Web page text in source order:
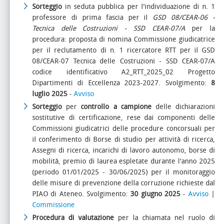
Sorteggio in seduta pubblica per l'individuazione di n. 1
professore di prima fascia per il
GSD 08/CEAR-06 -
Tecnica delle Costruzioni - SSD CEAR-07/Aper la
procedura: proposta di nomina Commissione giudicatrice
per il reclutamento di n. 1 ricercatore RTT per il GSD
08/CEAR-07 Tecnica delle Costruzioni - SSD CEAR-07/A
codice identificativo A2_RTT_2025_02 Progetto
Dipartimenti di Eccellenza 2023-2027. Svolgimento: 8
luglio 2025 - Avviso
Sorteggio percontrollo a campionedelle dichiarazioni
sostitutive di certificazione, rese dai componenti delle
Commissioni giudicatrici delle procedure concorsuali per
il conferimento di Borse di studio per attività di ricerca,
Assegni di ricerca, incarichi di lavoro autonomo, borse di
mobilità, premio di laurea espletate durante l'anno 2025
(periodo 01/01/2025 - 30/06/2025) per il monitoraggio
delle misure di prevenzione della corruzione richieste dal
PIAO di Ateneo. Svolgimento:30 giugno 2025 - Avviso|
Commissione
Procedura di valutazione per la chiamata nel ruolo di